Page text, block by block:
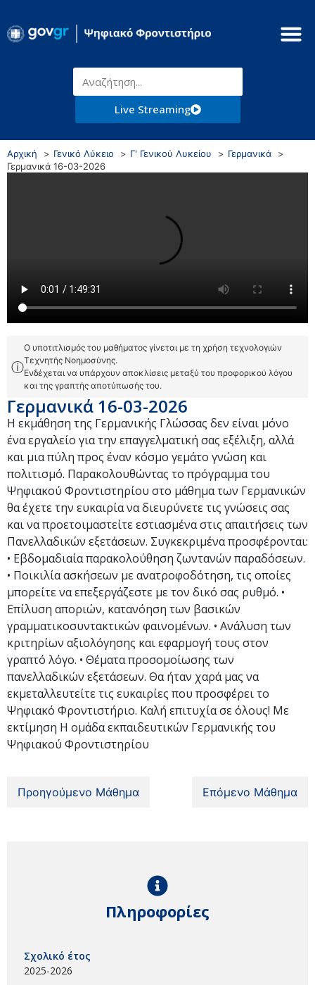
Live Streaming
Αρχική Γενικό Λύκειο Γ' Γενικού Λυκείου
Γερμανικά
Γερμανικά 16-03-2026
ⓘ
Ο υποτιτλισμός του μαθήματος γίνεται με τη χρήση τεχνολογιών
Τεχνητής Νοημοσύνης.
Ενδέχεται να υπάρχουν αποκλίσεις μεταξύ του προφορικού λόγου
και της γραπτής αποτύπωσής του.
Γερμανικά 16-03-2026
Η εκμάθηση της Γερμανικής Γλώσσας δεν είναι μόνο
ένα εργαλείο για την επαγγελματική σας εξέλιξη, αλλά
και μια πύλη προς έναν κόσμο γεμάτο γνώση και
πολιτισμό. Παρακολουθώντας το πρόγραμμα του
Ψηφιακού Φροντιστηρίου στο μάθημα των Γερμανικών
θα έχετε την ευκαιρία να διευρύνετε τις γνώσεις σας
και να προετοιμαστείτε εστιασμένα στις απαιτήσεις των
Πανελλαδικών εξετάσεων. Συγκεκριμένα προσφέρονται:
• Εβδομαδιαία παρακολούθηση ζωντανών παραδόσεων.
• Ποικιλία ασκήσεων με ανατροφοδότηση, τις οποίες
μπορείτε να επεξεργάζεστε με τον δικό σας ρυθμό. •
Επίλυση αποριών, κατανόηση των βασικών
γραμματικοσυντακτικών φαινομένων. • Ανάλυση των
κριτηρίων αξιολόγησης και εφαρμογή τους στον
γραπτό λόγο. • Θέματα προσομοίωσης των
πανελλαδικών εξετάσεων. Θα ήταν χαρά μας να
εκμεταλλευτείτε τις ευκαιρίες που προσφέρει το
Ψηφιακό Φροντιστήριο. Καλή επιτυχία σε όλους! Με
εκτίμηση Η ομάδα εκπαιδευτικών Γερμανικής του
Ψηφιακού Φροντιστηρίου
Προηγούμενο Μάθημα Επόμενο Μάθημα
Πληροφορίες
Σχολικό έτος
2025-2026